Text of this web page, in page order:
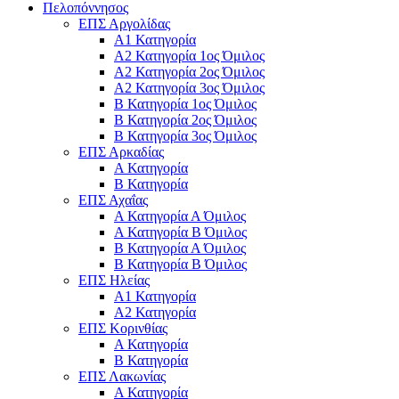
Πελοπόννησος
ΕΠΣ Αργολίδας
Α1 Κατηγορία
Α2 Κατηγορία 1ος Όμιλος
Α2 Κατηγορία 2ος Όμιλος
Α2 Κατηγορία 3ος Όμιλος
Β Κατηγορία 1ος Όμιλος
Β Κατηγορία 2ος Όμιλος
Β Κατηγορία 3ος Όμιλος
ΕΠΣ Αρκαδίας
Α Κατηγορία
Β Κατηγορία
ΕΠΣ Αχαΐας
Α Κατηγορία Α Όμιλος
Α Κατηγορία Β Όμιλος
Β Κατηγορία Α Όμιλος
Β Κατηγορία Β Όμιλος
ΕΠΣ Ηλείας
Α1 Κατηγορία
Α2 Κατηγορία
ΕΠΣ Κορινθίας
Α Κατηγορία
Β Κατηγορία
ΕΠΣ Λακωνίας
Α Κατηγορία